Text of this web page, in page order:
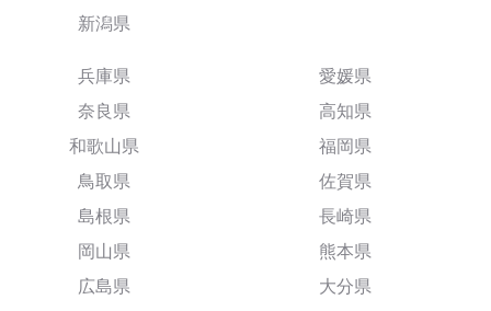
新潟県
兵庫県
奈良県
和歌山県
鳥取県
島根県
岡山県
広島県
愛媛県
高知県
福岡県
佐賀県
長崎県
熊本県
大分県